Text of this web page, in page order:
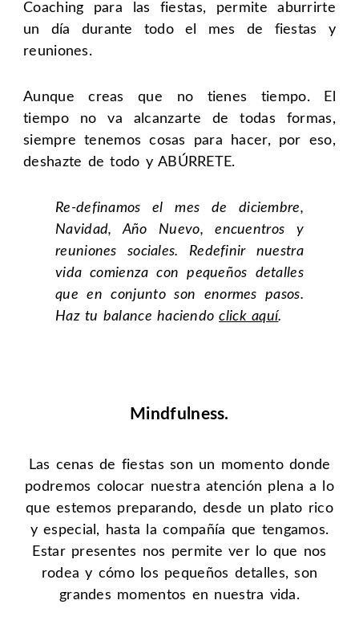
Coaching para las fiestas, permite aburrirte
un día durante todo el mes de fiestas y
reuniones.
Aunque creas que no tienes tiempo. El
tiempo no va alcanzarte de todas formas,
siempre tenemos cosas para hacer, por eso,
deshazte de todo y ABÚRRETE.
Re-definamos el mes de diciembre,
Navidad, Año Nuevo, encuentros y
reuniones sociales. Redefinir nuestra
vida comienza con pequeños detalles
que en conjunto son enormes pasos.
Haz tu balance haciendoclick aquí.
Mindfulness.
Las cenas de fiestas son un momento donde
podremos colocar nuestra atención plena a lo
que estemos preparando, desde un plato rico
y especial, hasta la compañía que tengamos.
Estar presentes nos permite ver lo que nos
rodea y cómo los pequeños detalles, son
grandes momentos en nuestra vida.